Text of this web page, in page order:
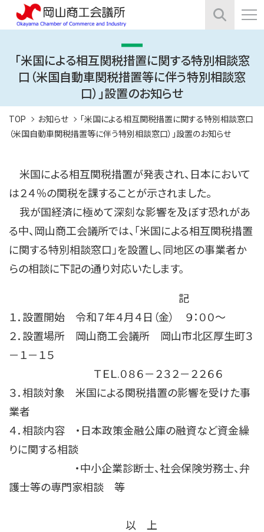
「米国による相互関税措置に関する特別相談窓
口（米国自動車関税措置等に伴う特別相談窓
口）」設置のお知らせ
TOP お知らせ
「米国による相互関税措置に関する特別相談窓口
（米国自動車関税措置等に伴う特別相談窓口）」設置のお知らせ
米国による相互関税措置が発表され、日本において
は２４％の関税を課することが示されました。
我が国経済に極めて深刻な影響を及ぼす恐れがあ
る中、岡山商工会議所では、「米国による相互関税措置
に関する特別相談窓口」を設置し、同地区の事業者か
らの相談に下記の通り対応いたします。
記
１．設置開始 令和７年４月４日（金） ９：００～
２．設置場所 岡山商工会議所 岡山市北区厚生町３
－１－１５
ＴＥＬ.０８６－２３２－２２６６
３．相談対象 米国による関税措置の影響を受けた事
業者
４．相談内容 ・日本政策金融公庫の融資など資金繰
りに関する相談
・中小企業診断士、社会保険労務士、弁
護士等の専門家相談 等
以 上